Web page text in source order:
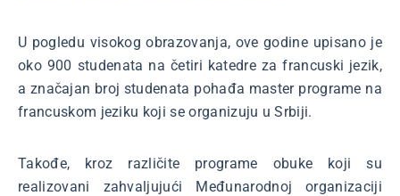
U pogledu visokog obrazovanja, ove godine upisano je
oko 900 studenata na četiri katedre za francuski jezik,
a značajan broj studenata pohađa master programe na
francuskom jeziku koji se organizuju u Srbiji.
Takođe, kroz različite programe obuke koji su
realizovani zahvaljujući Međunarodnoj organizaciji